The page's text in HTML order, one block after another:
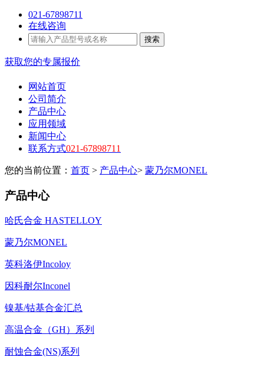
021-67898711
在线咨询
搜索
获取您的专属报价
网站首页
公司简介
产品中心
应用领域
新闻中心
联系方式021-67898711
您的当前位置： 首页 > 产品中心> 蒙乃尔MONEL
产品中心
哈氏合金 HASTELLOY
蒙乃尔MONEL
英科洛伊Incoloy
因科耐尔Inconel
镍基/钴基合金汇总
高温合金（GH）系列
耐蚀合金(NS)系列